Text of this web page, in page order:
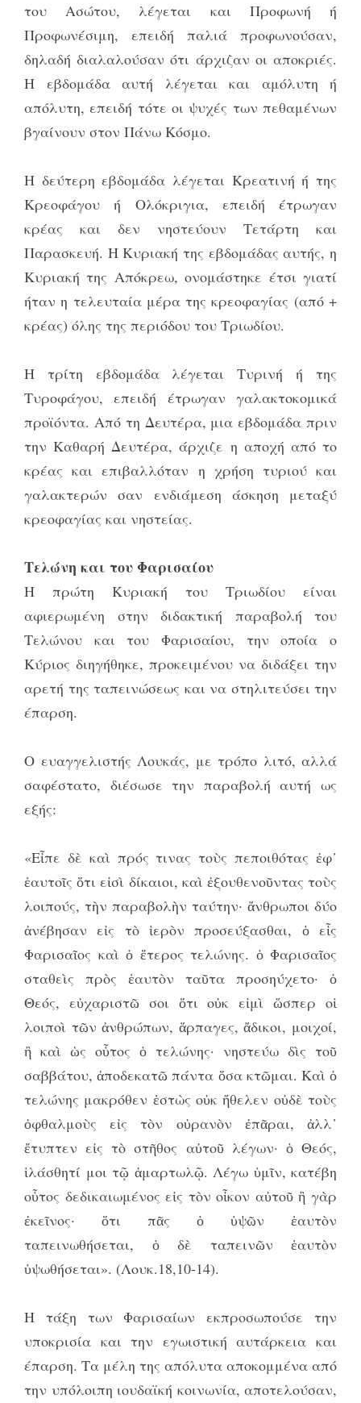
του Ασώτου, λέγεται και Προφωνή ή
Προφωνέσιμη, επειδή παλιά προφωνούσαν,
δηλαδή διαλαλούσαν ότι άρχιζαν οι αποκριές.
Η εβδομάδα αυτή λέγεται και αμόλυτη ή
απόλυτη, επειδή τότε οι ψυχές των πεθαμένων
βγαίνουν στον Πάνω Κόσμο.
Η δεύτερη εβδομάδα λέγεται Κρεατινή ή της
Κρεοφάγου ή Ολόκριγια, επειδή έτρωγαν
κρέας και δεν νηστεύουν Τετάρτη και
Παρασκευή. Η Κυριακή της εβδομάδας αυτής, η
Κυριακή της Απόκρεω, ονομάστηκε έτσι γιατί
ήταν η τελευταία μέρα της κρεοφαγίας (από +
κρέας) όλης της περιόδου του Τριωδίου.
Η τρίτη εβδομάδα λέγεται Τυρινή ή της
Τυροφάγου, επειδή έτρωγαν γαλακτοκομικά
προϊόντα. Από τη Δευτέρα, μια εβδομάδα πριν
την Καθαρή Δευτέρα, άρχιζε η αποχή από το
κρέας και επιβαλλόταν η χρήση τυριού και
γαλακτερών σαν ενδιάμεση άσκηση μεταξύ
κρεοφαγίας και νηστείας.
Τελώνη και του Φαρισαίου
Η πρώτη Κυριακή του Τριωδίου είναι
αφιερωμένη στην διδακτική παραβολή του
Τελώνου και του Φαρισαίου, την οποία ο
Κύριος διηγήθηκε, προκειμένου να διδάξει την
αρετή της ταπεινώσεως και να στηλιτεύσει την
έπαρση.
Ο ευαγγελιστής Λουκάς, με τρόπο λιτό, αλλά
σαφέστατο, διέσωσε την παραβολή αυτή ως
εξής:
«Εἶπε δὲ καὶ πρός τινας τοὺς πεποιθότας ἐφ᾿
ἑαυτοῖς ὅτι εἰσὶ δίκαιοι, καὶ ἐξουθενοῦντας τοὺς
λοιπούς, τὴν παραβολὴν ταύτην· ἄνθρωποι δύο
ἀνέβησαν εἰς τὸ ἱερὸν προσεύξασθαι, ὁ εἷς
Φαρισαῖος καὶ ὁ ἕτερος τελώνης. ὁ Φαρισαῖος
σταθεὶς πρὸς ἑαυτὸν ταῦτα προσηύχετο· ὁ
Θεός, εὐχαριστῶ σοι ὅτι οὐκ εἰμὶ ὥσπερ οἱ
λοιποὶ τῶν ἀνθρώπων, ἅρπαγες, ἄδικοι, μοιχοί,
ἢ καὶ ὡς οὗτος ὁ τελώνης· νηστεύω δὶς τοῦ
σαββάτου, ἀποδεκατῶ πάντα ὅσα κτῶμαι. Καὶ ὁ
τελώνης μακρόθεν ἑστὼς οὐκ ἤθελεν οὐδὲ τοὺς
ὀφθαλμοὺς εἰς τὸν οὐρανὸν ἐπᾶραι, ἀλλ᾿
ἔτυπτεν εἰς τὸ στῆθος αὐτοῦ λέγων· ὁ Θεός,
ἱλάσθητί μοι τῷ ἁμαρτωλῷ. Λέγω ὑμῖν, κατέβη
οὗτος δεδικαιωμένος εἰς τὸν οἶκον αὐτοῦ ἢ γὰρ
ἐκεῖνος· ὅτι πᾶς ὁ ὑψῶν ἑαυτὸν
ταπεινωθήσεται, ὁ δὲ ταπεινῶν ἑαυτὸν
ὑψωθήσεται». (Λουκ.18,10-14).
Η τάξη των Φαρισαίων εκπροσωπούσε την
υποκρισία και την εγωιστική αυτάρκεια και
έπαρση. Τα μέλη της απόλυτα αποκομμένα από
την υπόλοιπη ιουδαϊκή κοινωνία, αποτελούσαν,